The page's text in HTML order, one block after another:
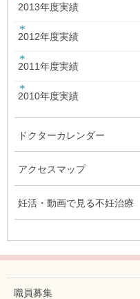
2013年度実績
2012年度実績
2011年度実績
2010年度実績
ドクターカレンダー
アクセスマップ
妊活・動画で見る不妊治療
職員募集